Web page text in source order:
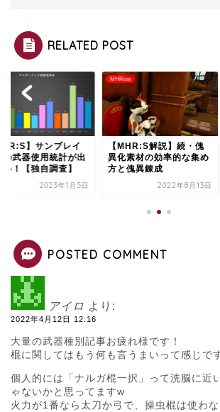
RELATED POST
】サンブレイ
の武器使用統計が出
い！【独自調査】
2023年1月5日
MHRise
【MHR:S解説】続・傀
異化素材の効率的な集め
方と傀異錬成
2022年8月13日
POSTED COMMENT
アイロ より:
2022年4月12日 12:16
大量の武器種別記事お疲れ様です！
棍に関してはもう何も言うまいって感じで
個人的には「ナルガ棍一択」って洗脳に近
ゃないかと思ってますw
火力が1番なら太刀か弓で、操虫棍は使わ